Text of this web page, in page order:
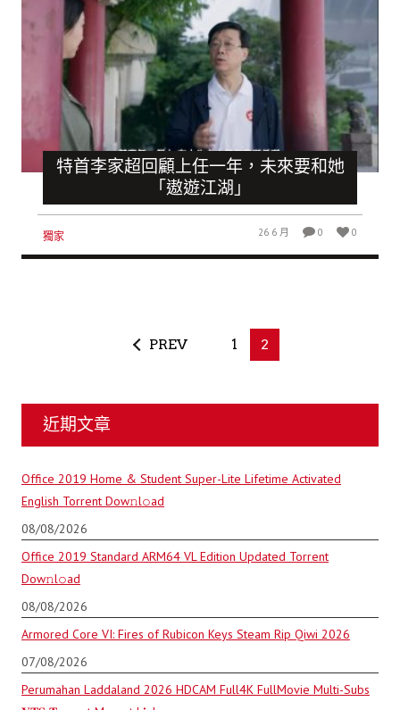
特首李家超回顧上任一年，未來要和她
「遨遊江湖」
獨家 26 6 月 0 0
PREV 1 2
近期文章
Office 2019 Home & Student Super-Lite Lifetime Activated
English Torrent Dow𝚗l𝚘аd
08/08/2026
Office 2019 Standard ARM64 VL Edition Updated Torrent
Dow𝚗l𝚘аd
08/08/2026
Armored Core VI: Fires of Rubicon Keys Steam Rip Qiwi 2026
07/08/2026
Perumahan Laddaland 2026 HDCAM Full4K FullMovie Multi-Subs